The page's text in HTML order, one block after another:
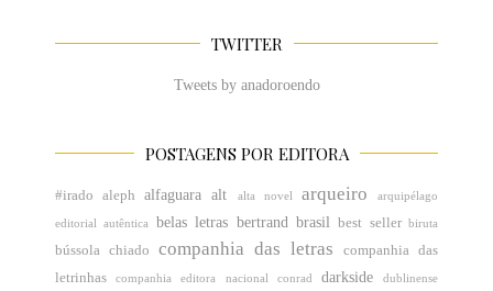
TWITTER
Tweets by anadoroendo
POSTAGENS POR EDITORA
#irado aleph alfaguara alt alta novel arqueiro arquipélago
editorial autêntica belas letras bertrand brasil best seller biruta
bússola chiado companhia das letras
companhia das
letrinhas
companhia editora nacional conrad darkside dublinense